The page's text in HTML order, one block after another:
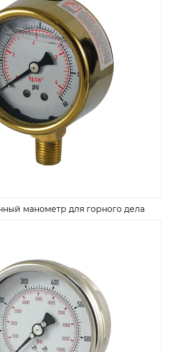
манометр для горного дела